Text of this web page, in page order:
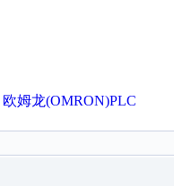
欧姆龙(OMRON)PLC